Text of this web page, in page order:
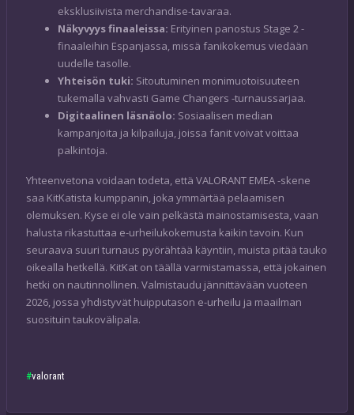
eksklusiivista merchandise-tavaraa.
Näkyvyys finaaleissa: Erityinen panostus Stage 2 -
finaaleihin Espanjassa, missä fanikokemus viedään
uudelle tasolle.
Yhteisön tuki: Sitoutuminen monimuotoisuuteen
tukemalla vahvasti Game Changers -turnaussarjaa.
Digitaalinen läsnäolo: Sosiaalisen median
kampanjoita ja kilpailuja, joissa fanit voivat voittaa
palkintoja.
Yhteenvetona voidaan todeta, että VALORANT EMEA -skene
saa KitKatista kumppanin, joka ymmärtää pelaamisen
olemuksen. Kyse ei ole vain pelkästä mainostamisesta, vaan
halusta rikastuttaa e-urheilukokemusta kaikin tavoin. Kun
seuraava suuri turnaus pyörähtää käyntiin, muista pitää tauko
oikealla hetkellä. KitKat on täällä varmistamassa, että jokainen
hetki on nautinnollinen. Valmistaudu jännittävään vuoteen
2026, jossa yhdistyvät huipputason e-urheilu ja maailman
suosituin taukovälipala.
valorant